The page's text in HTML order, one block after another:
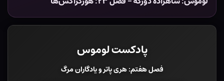
پادکست لوموس
فصل هفتم: هری پاتر و یادگاران مرگ